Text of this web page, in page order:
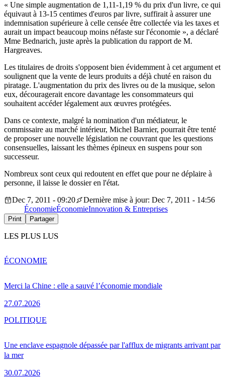
« Une simple augmentation de 1,11-1,19 % du prix d'un livre, ce qui
équivaut à 13-15 centimes d'euros par livre, suffirait à assurer une
indemnisation supérieure à celle censée être collectée via les taxes et
aurait un impact beaucoup moins néfaste sur l'économie », a déclaré
Mme Bednarich, juste après la publication du rapport de M.
Hargreaves.
Les titulaires de droits s'opposent bien évidemment à cet argument et
soulignent que la vente de leurs produits a déjà chuté en raison du
piratage. L'augmentation du prix des livres ou de la musique, selon
eux, découragerait encore davantage les consommateurs qui
souhaitent accéder légalement aux œuvres protégées.
Dans ce contexte, malgré la nomination d'un médiateur, le
commissaire au marché intérieur, Michel Barnier, pourrait être tenté
de proposer une nouvelle législation ne couvrant que les questions
consensuelles, laissant les thèmes épineux en suspens pour son
successeur.
Nombreux sont ceux qui redoutent en effet que pour ne déplaire à
personne, il laisse le dossier en l'état.
Dec 7, 2011 - 09:20
Dernière mise à jour: Dec 7, 2011 - 14:56
ÉconomieÉconomieInnovation & Entreprises
Print Partager
LES PLUS LUS
Merci la Chine : elle a sauvé l’économie mondiale
27.07.2026
ÉCONOMIE
Une enclave espagnole dépassée par l'afflux de migrants arrivant par
la mer
30.07.2026
POLITIQUE